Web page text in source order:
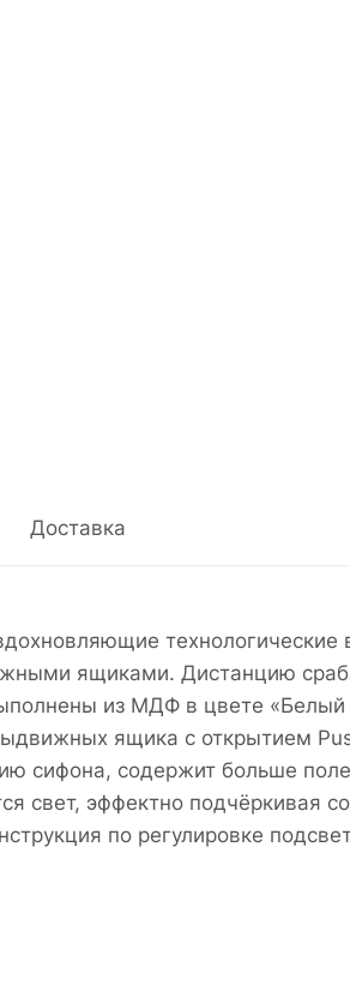
Доставка
ящиками. Дистанцию
из МДФ в цвете
ящика с открытием
сифона, содержит больше
свет, эффектно
по регулировке